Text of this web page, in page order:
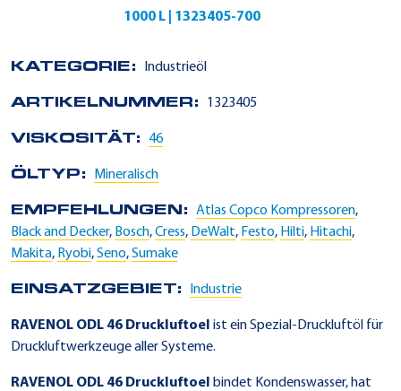
1000 L | 1323405-700
KATEGORIE: Industrieöl
ARTIKELNUMMER: 1323405
VISKOSITÄT: 46
ÖLTYP: Mineralisch
EMPFEHLUNGEN: Atlas Copco Kompressoren,
Black and Decker, Bosch,Cress, DeWalt, Festo, Hilti, Hitachi,
Makita, Ryobi,Seno,Sumake
EINSATZGEBIET: Industrie
RAVENOL ODL 46 Druckluftoel ist ein Spezial-Druckluftöl für
Druckluftwerkzeuge aller Systeme.
RAVENOL ODL 46 Druckluftoel bindet Kondenswasser, hat